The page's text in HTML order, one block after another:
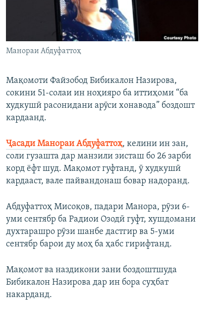
ГУЗОРИШҲОИ РАДИОӢ
Ҳамаи сомонаҳои RFE/RL
Манораи Абдуфаттоҳ
Мақомоти Файзобод Бибикалон Назирова,
сокини 51-солаи ин ноҳияро ба иттиҳоми “ба
худкушӣ расонидани арӯси хонавода” боздошт
кардаанд.
Ҷасади Манораи Абдуфаттоҳ, келини ин зан,
соли гузашта дар манзили зисташ бо 26 зарби
корд ёфт шуд. Мақомот гуфтанд, ӯ худкушӣ
кардааст, вале пайвандонаш бовар надоранд.
Абдуфаттоҳ Мисоқов, падари Манора, рӯзи 6-
уми сентябр ба Радиои Озодӣ гуфт, хушдомани
духтарашро рӯзи шанбе дастгир ва 5-уми
сентябр барои ду моҳ ба ҳабс гирифтанд.
Мақомот ва наздикони зани боздоштшуда
Бибикалон Назирова дар ин бора суҳбат
накарданд.